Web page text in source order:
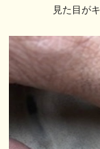
見た目が